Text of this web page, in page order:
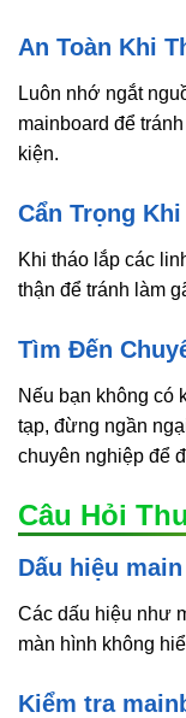
An Toàn Khi
Luôn nhớ ngắt
mainboard để
kiện.
Cẩn Trọng
Khi tháo lắp các
thận để tránh làm
Tìm Đến
Nếu bạn không có
tạp, đừng ngần
chuyên nghiệp để
Câu Hỏi
Dấu hiệu
Các dấu hiệu như
màn hình không
Kiểm tra